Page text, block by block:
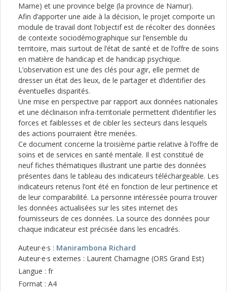
Marne) et une province belge (la province de Namur).
Afin d’apporter une aide à la décision, le projet comporte un
module de travail dont l’objectif est de récolter des données
de contexte sociodémographique sur l’ensemble du
territoire, mais surtout de l’état de santé et de l’offre de soins
en matière de handicap et de handicap psychique.
L’observation est une des clés pour agir, elle permet de
dresser un état des lieux, de le partager et d’identifier des
éventuelles disparités.
Une mise en perspective par rapport aux données nationales
et une déclinaison infra-territoriale permettent d’identifier les
forces et faiblesses et de cibler les secteurs dans lesquels
des actions pourraient être menées.
Ce document concerne la troisième partie relative à l’offre de
soins et de services en santé mentale. Il est constitué de
neuf fiches thématiques illustrant une partie des données
présentes dans le tableau des indicateurs téléchargeable. Les
indicateurs retenus l’ont été en fonction de leur pertinence et
de leur comparabilité. La personne intéressée pourra trouver
les données actualisées sur les sites internet des
fournisseurs de ces données. La source des données pour
chaque indicateur est précisée dans les encadrés.
Auteur·e·s : Manirambona Richard
Auteur·e·s externes : Laurent Chamagne (ORS Grand Est)
Langue : fr
Format : A4